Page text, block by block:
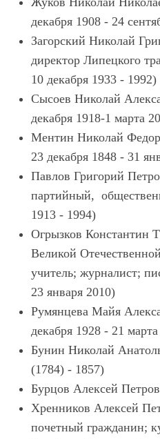
декабря 1908 - 24
Загорский Николай
директор Липецкого
10 декабря 1933 - 1992)
Сысоев Николай
декабря 1918-1 марта
Ментин Николай
23 декабря 1848 - 31
Павлов Григорий
партийный,
1913 - 1994)
Огрызков Константин
Великой
учитель; журналист;
23 января 2010)
Румянцева Майя
декабря 1928 - 21
Бунин Николай
(1784) - 1857)
Бурцов Алексей
Хренников Алексей
почетный гражданин;